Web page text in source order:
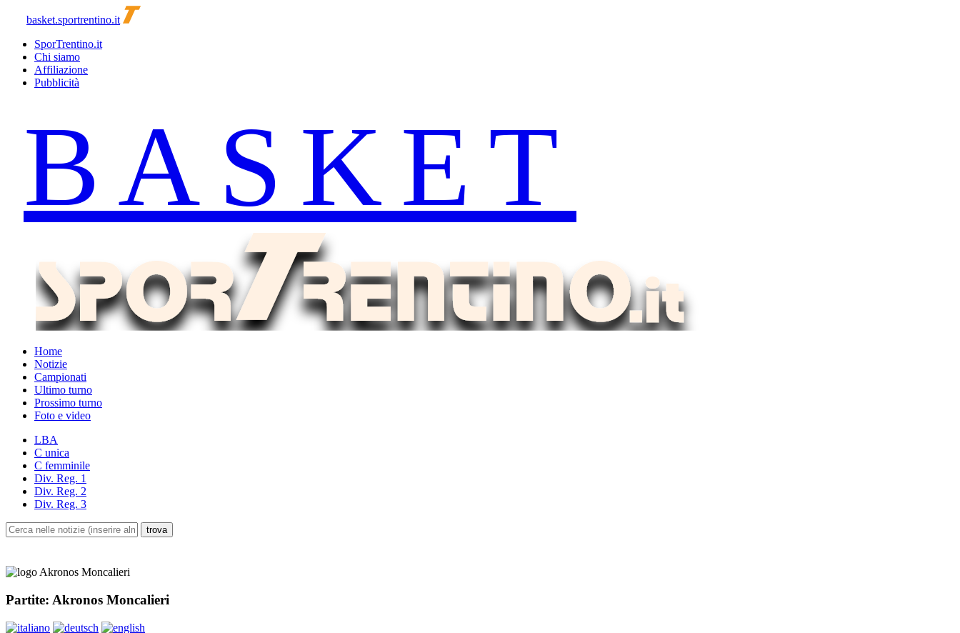
basket.sportrentino.it
SporTrentino.it
Chi siamo
Affiliazione
Pubblicità
Home
Notizie
Campionati
Ultimo turno
Prossimo turno
Foto e video
LBA
C unica
C femminile
Div. Reg. 1
Div. Reg. 2
Div. Reg. 3
Partite: Akronos Moncalieri